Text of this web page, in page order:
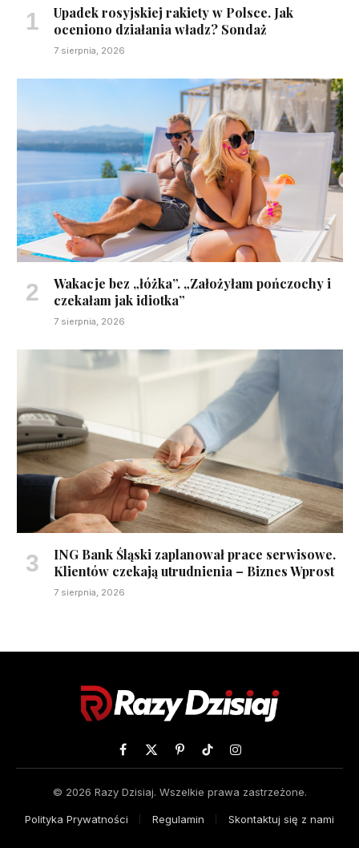
Upadek rosyjskiej rakiety w Polsce. Jak
oceniono działania władz? Sondaż
7 sierpnia, 2026
Wakacje bez „łóżka”. „Założyłam pończochy i
czekałam jak idiotka”
7 sierpnia, 2026
ING Bank Śląski zaplanował prace serwisowe.
Klientów czekają utrudnienia – Biznes Wprost
7 sierpnia, 2026
Facebook
X
PinterestTikTokInstagram
© 2026 Razy Dzisiaj. Wszelkie prawa zastrzeżone.
Polityka Prywatności Regulamin Skontaktuj się z nami